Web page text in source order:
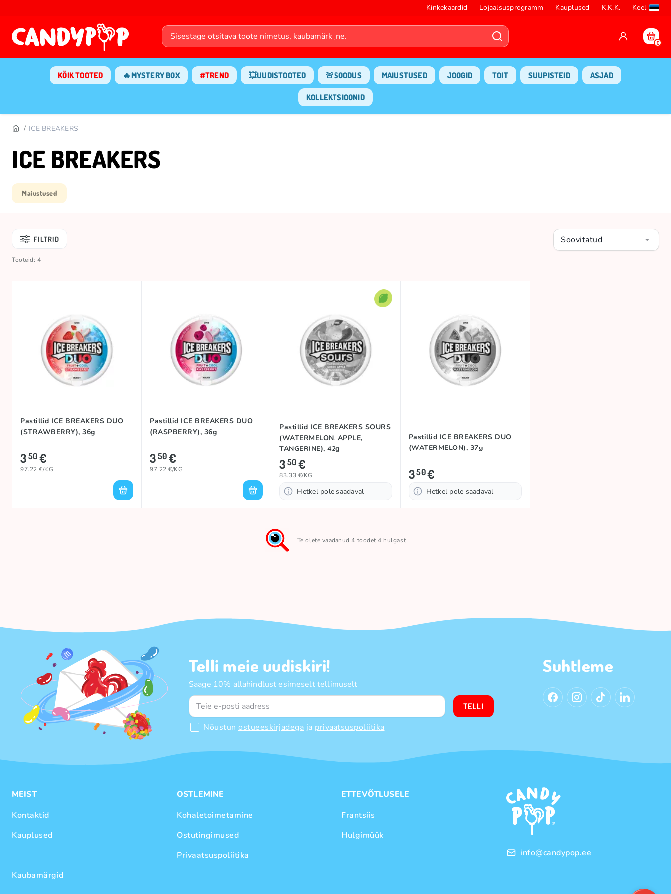
Kinkekaardid Lojaalsusprogramm Kauplused K.K.K. Keel
0
KÕIK TOOTED 🔥MYSTERY BOX #TREND 💥UUDISTOOTED 🚨SOODUS MAIUSTUSED JOOGID TOIT SUUPISTEID ASJAD
KOLLEKTSIOONID
ICE BREAKERS
ICE BREAKERS
Maiustused
FILTRID Soovitatud
Tooteid: 4
Pastillid ICE BREAKERS DUO
(STRAWBERRY), 36g
350€
97.22 €/KG
Pastillid ICE BREAKERS DUO
(RASPBERRY), 36g
350€
97.22 €/KG
Pastillid ICE BREAKERS SOURS
(WATERMELON, APPLE,
TANGERINE), 42g
350€
83.33 €/KG
Hetkel pole saadaval
Pastillid ICE BREAKERS DUO
(WATERMELON), 37g
350€
Hetkel pole saadaval
Te olete vaadanud 4 toodet 4 hulgast
Telli meie uudiskiri!
Saage 10% allahindlust esimeselt tellimuselt
Nõustun ostueeskirjadega ja privaatsuspoliitika
TELLI
Suhtleme
MEIST
Kontaktid
Kauplused
Kaubamärgid
OSTLEMINE
Kohaletoimetamine
Ostutingimused
Privaatsuspoliitika
ETTEVÕTLUSELE
Frantsiis
Hulgimüük
info@candypop.ee